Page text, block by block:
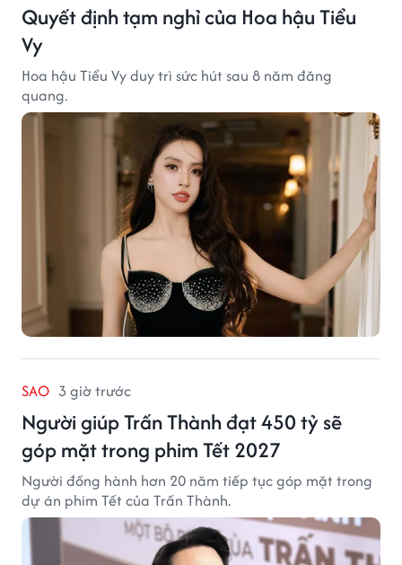
Quyết định tạm nghỉ của Hoa hậu Tiểu
Vy
Hoa hậu Tiểu Vy duy trì sức hút sau 8 năm đăng
quang.
SAO 3 giờ trước
Người giúp Trấn Thành đạt 450 tỷ sẽ
góp mặt trong phim Tết 2027
Người đồng hành hơn 20 năm tiếp tục góp mặt trong
dự án phim Tết của Trấn Thành.